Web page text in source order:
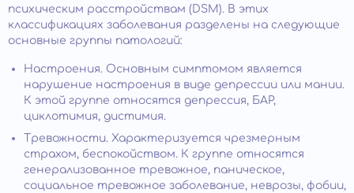
психическим расстройствам (DSM). В этих
классификациях заболевания разделены на следующие
основные группы патологий:
Настроения. Основным симптомом является
нарушение настроения в виде депрессии или мании.
К этой группе относятся депрессия, БАР,
циклотимия, дистимия.
Тревожности. Характеризуется чрезмерным
страхом, беспокойством. К группе относятся
генерализованное тревожное, паническое,
социальное тревожное заболевание, неврозы, фобии,